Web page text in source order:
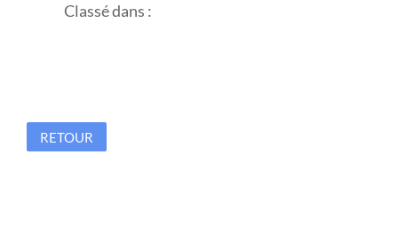
Classé dans :
RETOUR